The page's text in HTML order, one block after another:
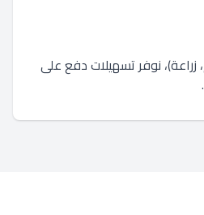
زراعة)، نوفر تسهيلات دفع على